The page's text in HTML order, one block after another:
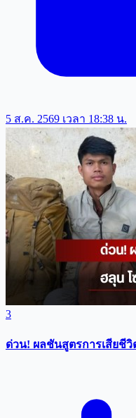
5 ส.ค. 2569 เวลา 18:38 น.
3
ด่วน! ผลชันสูตรการเสียชี